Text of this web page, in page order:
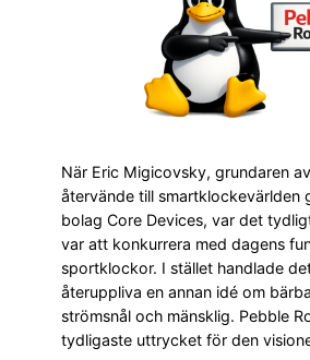
När Eric Migicovsky, grundaren
återvände till smartklockevärlden
bolag Core Devices, var det
var att konkurrera med dagens
sportklockor. I stället handlade
återuppliva en annan idé om
strömsnål och mänsklig. Pebble
tydligaste uttrycket för den